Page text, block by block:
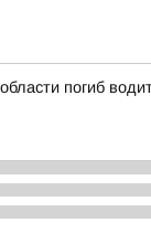
погиб